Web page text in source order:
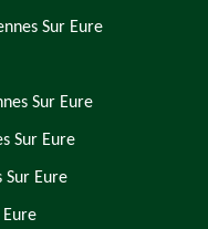
Sur Eure
Sur Eure
Sur Eure
Eure